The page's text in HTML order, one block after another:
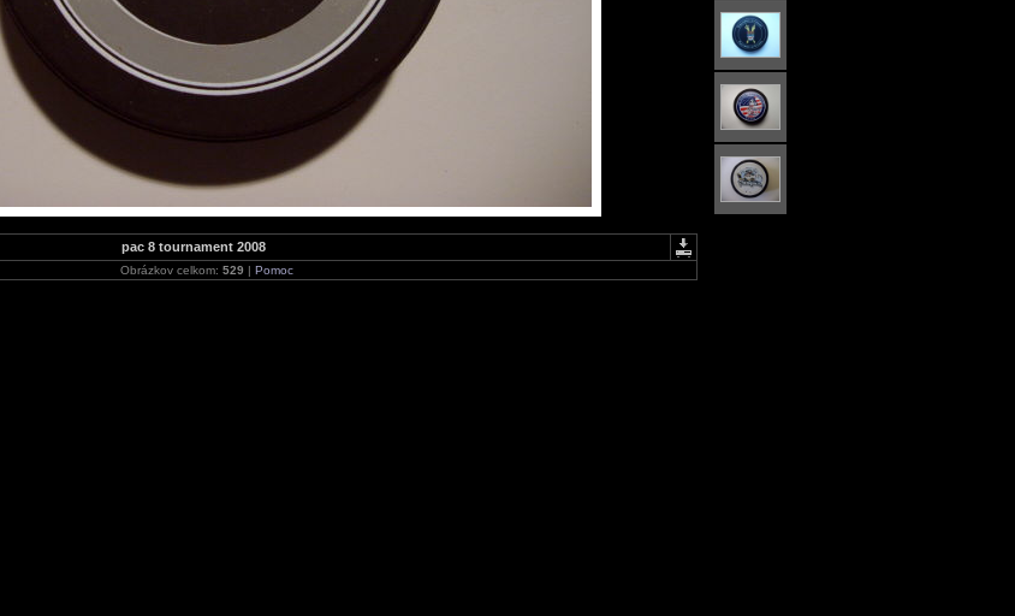
pac 8 tournament 2008
Obrázkov celkom: 529 | Pomoc